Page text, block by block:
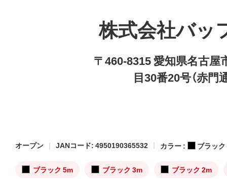
株式会社バッ
〒460-8315 愛知県名古屋
目30番20号（赤門
オープン JANコード: 4950190365532 カラー : ブラック
ブラック 5m ブラック 3m ブラック 2m